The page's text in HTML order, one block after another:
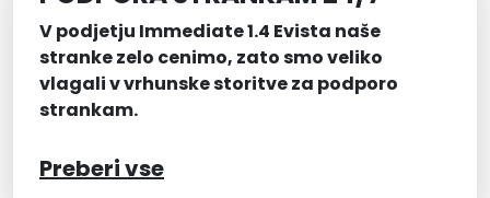
V podjetju Immediate 1.4 Evista naše
stranke zelo cenimo, zato smo veliko
vlagali v vrhunske storitve za podporo
strankam.
Preberi vse